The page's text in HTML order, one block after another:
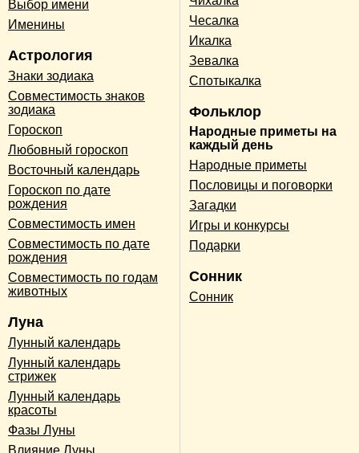
Выбор имени
Именины
Астрология
Знаки зодиака
Совместимость знаков
зодиака
Гороскоп
Любовный гороскоп
Восточный календарь
Гороскоп по дате
рождения
Совместимость имен
Совместимость по дате
рождения
Совместимость по годам
животных
Луна
Лунный календарь
Лунный календарь
стрижек
Лунный календарь
красоты
Фазы Луны
Влияние Луны
Чесалка
Икалка
Зевалка
Спотыкалка
Фольклор
Народные приметы на
каждый день
Народные приметы
Пословицы и поговорки
Загадки
Игры и конкурсы
Подарки
Сонник
Сонник